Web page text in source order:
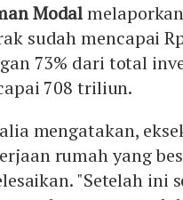
Modal
sudah mencapai
73% dari total
708 triliun.
mengatakan,
rumah yang
"Setelah ini